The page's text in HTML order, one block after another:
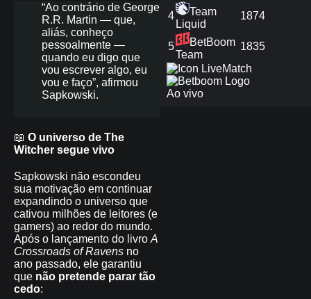
“Ao contrário de George
R.R. Martin — que,
aliás, conheço
pessoalmente —
quando eu digo que
vou escrever algo, eu
vou e faço”, afirmou
Sapkowski.
📖 O universo de The
Witcher segue vivo
Sapkowski não escondeu
sua motivação em continuar
expandindo o universo que
cativou milhões de leitores (e
gamers) ao redor do mundo.
Após o lançamento do livro A
Crossroads of Ravens no
ano passado, ele garantiu
que não pretende parar tão
cedo:
4
Team
Liquid
1874
5
BetBoom
Team
1835
Match
Ao vivo